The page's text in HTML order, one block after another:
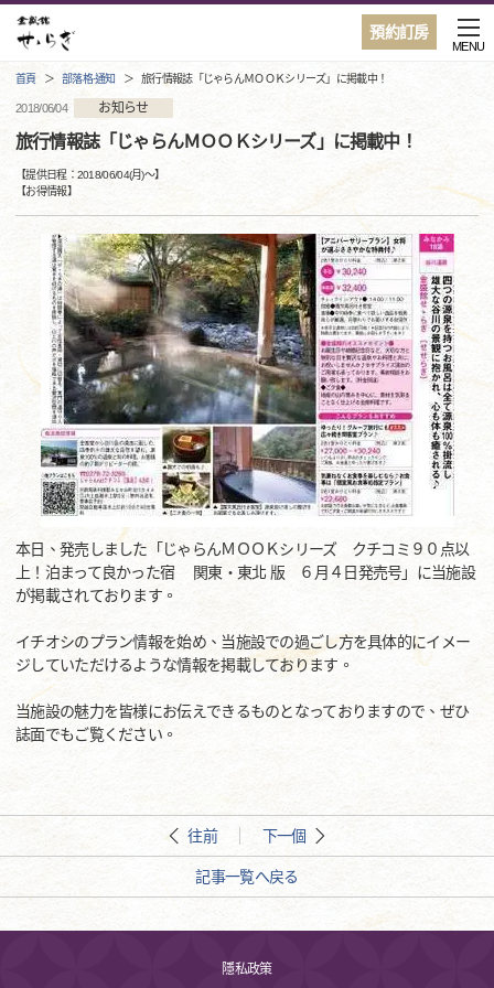
預約訂房
MENU
首頁 部落格·通知 旅行情報誌「じゃらんＭＯＯＫシリーズ」に掲載中！
2018/06/04 お知らせ
旅行情報誌「じゃらんＭＯＯＫシリーズ」に掲載中！
【提供日程：2018/06/04(月)〜】
【お得情報】
本日、発売しました「じゃらんＭＯＯＫシリーズ クチコミ９０点以
上！泊まって良かった宿 関東・東北 版 ６月４日発売号」に当施設
が掲載されております。
イチオシのプラン情報を始め、当施設での過ごし方を具体的にイメー
ジしていただけるような情報を掲載しております。
当施設の魅力を皆様にお伝えできるものとなっておりますので、ぜひ
誌面でもご覧ください。
往前 下一個
記事一覧へ戻る
隱私政策